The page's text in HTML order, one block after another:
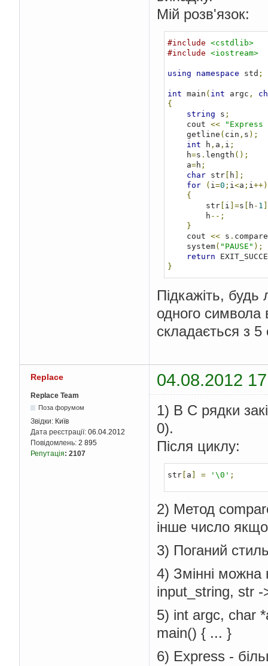
Мій розв'язок:
#include <cstdlib>
#include <iostream>
using namespace std ;
int main ( int argc ,
{
string s ;
    cout
<<
    getline
( cin , s );
int h , a , i ;
    h
=s . length ();
    a
=h ;
char str[ h ];
for
( i=0 ; i<a ; i++)
{
        str
[ i ]=s h - 1
        h
--;
}
    cout
<< s . compare
    system
( "PAUSE" );
return
}
Підкажіть,
одного символа
складається з
Replace 04.08.2012
Replace Team
Поза форумом
Звідки: Київ
Дата реєстрації: 06.04.2012
Повідомлень: 2 895
Репутація: 2107
1) В C рядки
0).
Після циклу:
str[ a = '\0' ;
2) Метод
інше число
3) Поганий
4) Змінні
input_string, str
5) int argc, char
main() { ... }
6) Express -